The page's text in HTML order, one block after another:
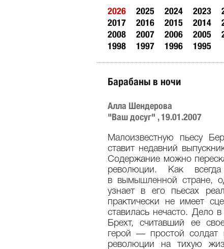
2026 2025 2024 2023
2017
2016 2015 2014
2008
2007 2006 2005
1998
1997 1996 1995
Барабаны в ночи
Алла Шендерова
"Ваш досуг" , 19.01.2007
Малоизвестную пьесу
ставит недавний
Содержание можно
революции. Как
в вымышленной стране,
узнает в его пьесах
практически не имеет
ставилась нечасто. Дело
Брехт, считавший ее
герой — простой солдат
революции на тихую